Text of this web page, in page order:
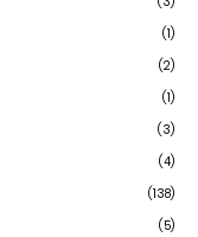
(1)
(2)
(1)
(3)
(4)
(138)
(5)